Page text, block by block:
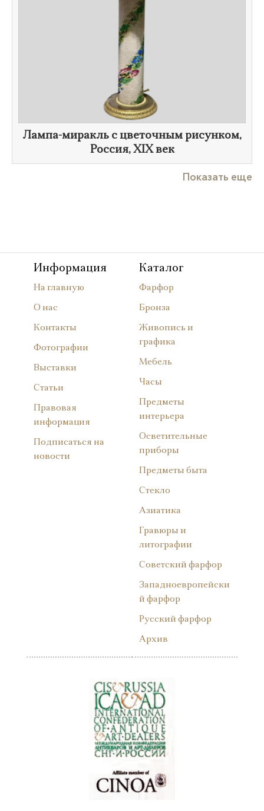
Лампа-миракль с цветочным рисунком,
Россия, XIX век
Показать еще
Информация
На главную
О нас
Контакты
Фотографии
Выставки
Статьи
Правовая
информация
Подписаться на
новости
Каталог
Фарфор
Бронза
Живопись и
графика
Мебель
Часы
Предметы
интерьера
Осветительные
приборы
Предметы быта
Стекло
Азиатика
Гравюры и
литографии
Советский фарфор
Западноевропейски
й фарфор
Русский фарфор
Архив